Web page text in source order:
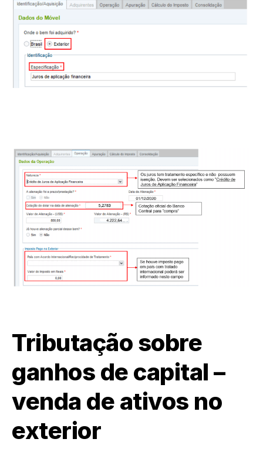
Tributação sobre
ganhos de capital –
venda de ativos no
exterior